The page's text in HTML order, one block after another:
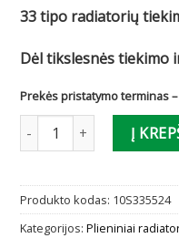
was:
33 tipo radiatorių
Dėl tikslesnės tiekimo
Prekės pristatymo terminas –
produkto kiekis: Į
Produkto kodas: 10S335524
Kategorijos: Plieniniai